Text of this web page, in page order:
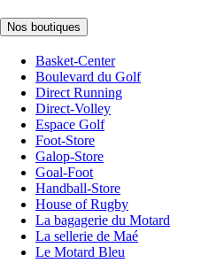
Nos boutiques
Basket-Center
Boulevard du Golf
Direct Running
Direct-Volley
Espace Golf
Foot-Store
Galop-Store
Goal-Foot
Handball-Store
House of Rugby
La bagagerie du Motard
La sellerie de Maé
Le Motard Bleu